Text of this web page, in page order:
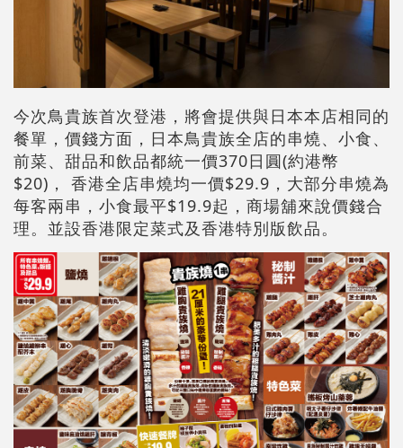
今次鳥貴族首次登港，將會提供與日本本店相同的
餐單，價錢方面，日本鳥貴族全店的串燒、小食、
前菜、甜品和飲品都統一價370日圓(約港幣
$20)， 香港全店串燒均一價$29.9，大部分串燒為
每客兩串，小食最平$19.9起，商場舖來說價錢合
理。並設香港限定菜式及香港特別版飲品。